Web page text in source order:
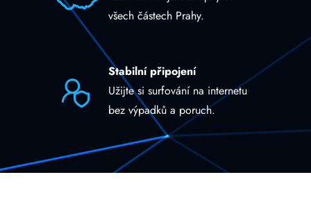
všech částech Prahy.
Stabilní připojení
Užijte si surfování na internetu
bez výpadků a poruch.